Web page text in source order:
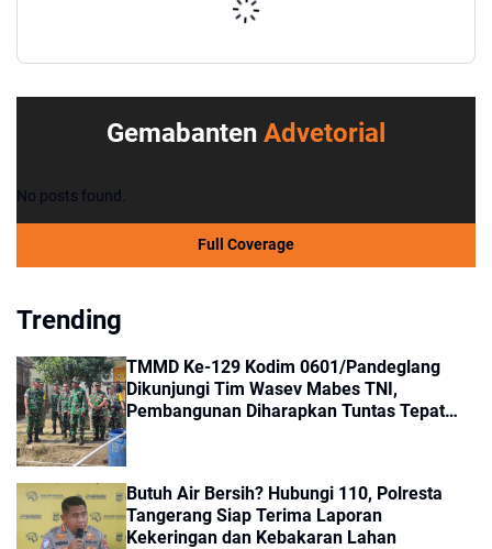
Gemabanten Advetorial
No posts found.
Full Coverage
Trending
TMMD Ke-129 Kodim 0601/Pandeglang
Dikunjungi Tim Wasev Mabes TNI,
Pembangunan Diharapkan Tuntas Tepat
Butuh Air Bersih? Hubungi 110, Polresta
Tangerang Siap Terima Laporan
Kekeringan dan Kebakaran Lahan